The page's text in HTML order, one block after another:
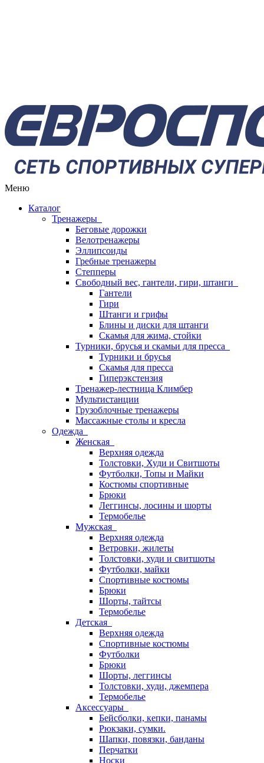
Меню
Каталог
Тренажеры
Беговые дорожки
Велотренажеры
Эллипсоиды
Гребные тренажеры
Степперы
Свободный вес, гантели, гири, штанги
Гантели
Гири
Штанги и грифы
Блины и диски для штанги
Скамья для жима, стойки
Турники, брусья и скамьи для пресса
Турники и брусья
Скамья для пресса
Гиперэкстензия
Тренажер-лестница Климбер
Мультистанции
Грузоблочные тренажеры
Массажные столы и кресла
Одежда
Женская
Верхняя одежда
Толстовки, Худи и Свитшоты
Футболки, Топы и Майки
Костюмы спортивные
Брюки
Леггинсы, лосины и шорты
Термобелье
Мужская
Верхняя одежда
Ветровки, жилеты
Толстовки, худи и свитшоты
Футболки, майки
Спортивные костюмы
Брюки
Шорты, тайтсы
Термобелье
Детская
Верхняя одежда
Спортивные костюмы
Футболки
Брюки
Шорты, леггинсы
Толстовки, худи, джемпера
Термобелье
Аксессуары
Бейсболки, кепки, панамы
Рюкзаки, сумки.
Шапки, повязки, банданы
Перчатки
Носки